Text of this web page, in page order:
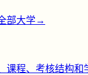
部大学→
课程、考核结构和